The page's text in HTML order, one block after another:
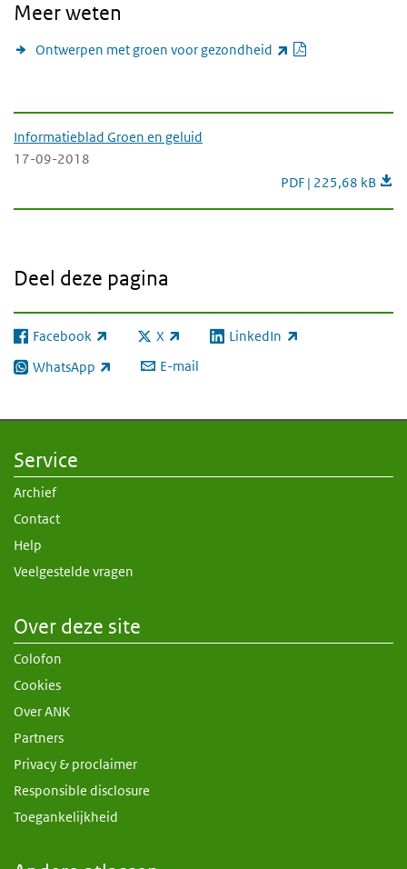
Meer weten
Ontwerpen met groen voor gezondheid
Informatieblad Groen en geluid
17-09-2018
Informatieblad
PDF | 225,68 kB
Deel deze pagina
Facebook
(externe link) X
(externe link) LinkedIn
(externe link)
WhatsApp
(externe link) E-mail
Service
Archief
Contact
Help
Veelgestelde vragen
Over deze site
Colofon
Cookies
Over ANK
Partners
Privacy & proclaimer
Responsible disclosure
Toegankelijkheid